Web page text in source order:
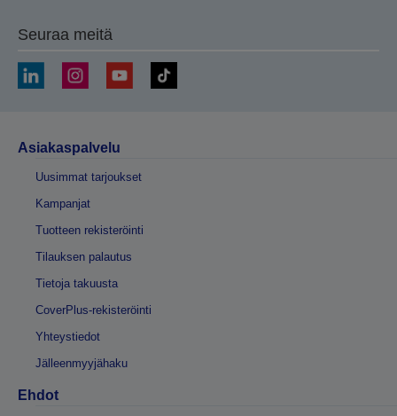
Seuraa meitä
Asiakaspalvelu
Uusimmat tarjoukset
Kampanjat
Tuotteen rekisteröinti
Tilauksen palautus
Tietoja takuusta
CoverPlus-rekisteröinti
Yhteystiedot
Jälleenmyyjähaku
Ehdot